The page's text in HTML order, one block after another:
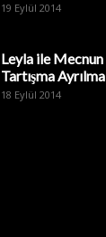
19 Eylül 2014
Leyla ile Mecnun
Tartışma Ayrılma
18 Eylül 2014